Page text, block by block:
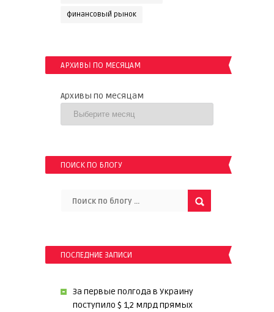
финансовый рынок
АРХИВЫ ПО МЕСЯЦАМ
Архивы по месяцам
ПОИСК ПО БЛОГУ
ПОСЛЕДНИЕ ЗАПИСИ
За первые полгода в Украину
поступило $ 1,2 млрд прямых